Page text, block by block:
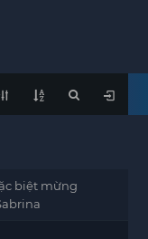
biệt mừng